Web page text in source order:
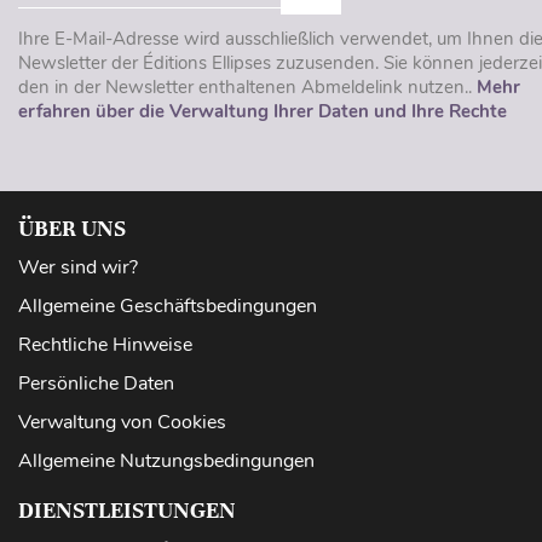
Ihre E-Mail-Adresse wird ausschließlich verwendet, um Ihnen die
Newsletter der Éditions Ellipses zuzusenden. Sie können
den in der Newsletter enthaltenen Abmeldelink nutzen.. Mehr
erfahren über die Verwaltung Ihrer Daten und Ihre Rechte
ÜBER UNS
Wer sind wir?
Allgemeine Geschäftsbedingungen
Rechtliche Hinweise
Persönliche Daten
Verwaltung von Cookies
Allgemeine Nutzungsbedingungen
DIENSTLEISTUNGEN